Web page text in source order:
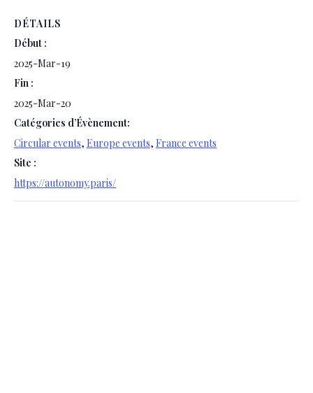
DÉTAILS
Début :
2025-Mar-19
Fin :
2025-Mar-20
Catégories d’Évènement:
Circular events, Europe events, France events
Site :
https://autonomy.paris/